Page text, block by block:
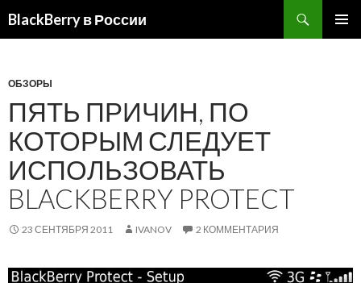
BlackBerry в России
ОБЗОРЫ
ПЯТЬ ПРИЧИН, ПО
КОТОРЫМ СЛЕДУЕТ
ИСПОЛЬЗОВАТЬ
BLACKBERRY PROTECT
23 СЕНТЯБРЯ 2011 IVANOV 2 КОММЕНТАРИЯ